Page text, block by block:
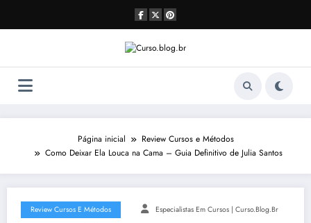
o
Página inicial
Review Cursos e Métodos
Como Deixar Ela Louca na Cama – Guia Definitivo de Julia Santos
Review Cursos E Métodos Especialistas Em Cursos | Curso.blog.br